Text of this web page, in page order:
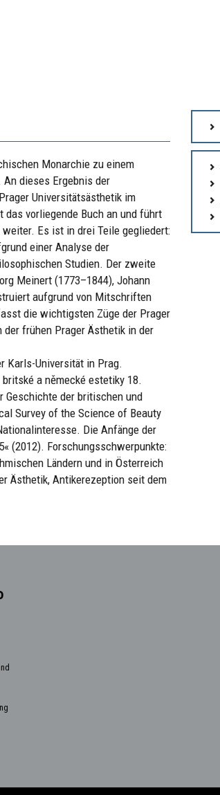
Monarchie zu einem
dieses Ergebnis der
Universitätsästhetik im
das vorliegende Buch an und führt
Es ist in drei Teile gegliedert:
einer Analyse der
Studien. Der zweite
Meinert (1773–1844), Johann
aufgrund von Mitschriften
die wichtigsten Züge der Prager
frühen Prager Ästhetik in der
Karls-Universität in Prag.
a německé estetiky 18.
Geschichte der britischen und
Survey of the Science of Beauty
Die Anfänge der
(2012). Forschungsschwerpunkte:
Ländern und in Österreich
Ästhetik, Antikerezeption seit dem